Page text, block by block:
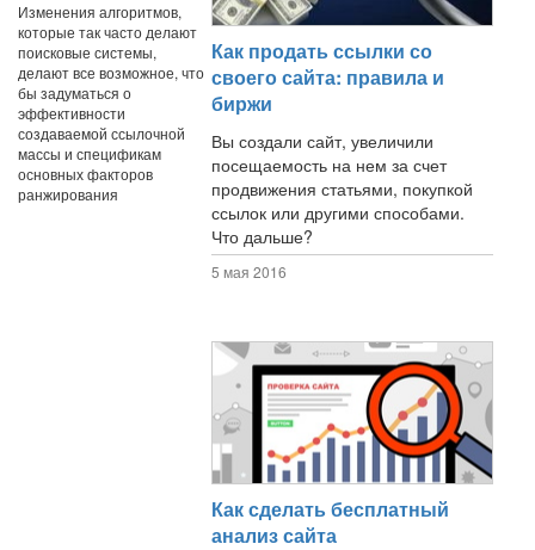
Изменения алгоритмов,
которые так часто делают
поисковые системы,
делают все возможное, что
бы задуматься о
эффективности
создаваемой ссылочной
массы и спецификам
основных факторов
ранжирования
Как продать ссылки со
своего сайта: правила и
биржи
Вы создали сайт, увеличили
посещаемость на нем за счет
продвижения статьями, покупкой
ссылок или другими способами.
Что дальше?
5 мая 2016
Как сделать бесплатный
анализ сайта